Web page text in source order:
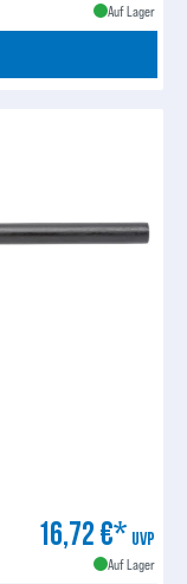
Auf Lager
16,72 €* UVP
Auf Lager